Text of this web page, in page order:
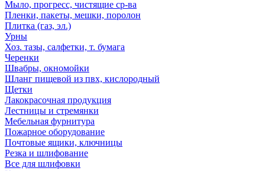
Мыло, прогресс, чистящие ср-ва
Пленки, пакеты, мешки, поролон
Плитка (газ, эл.)
Урны
Хоз. тазы, салфетки, т. бумага
Черенки
Швабры, окномойки
Шланг пищевой из пвх, кислородный
Щетки
Лакокрасочная продукция
Лестницы и стремянки
Мебельная фурнитура
Пожарное оборудование
Почтовые ящики, ключницы
Резка и шлифование
Все для шлифовки